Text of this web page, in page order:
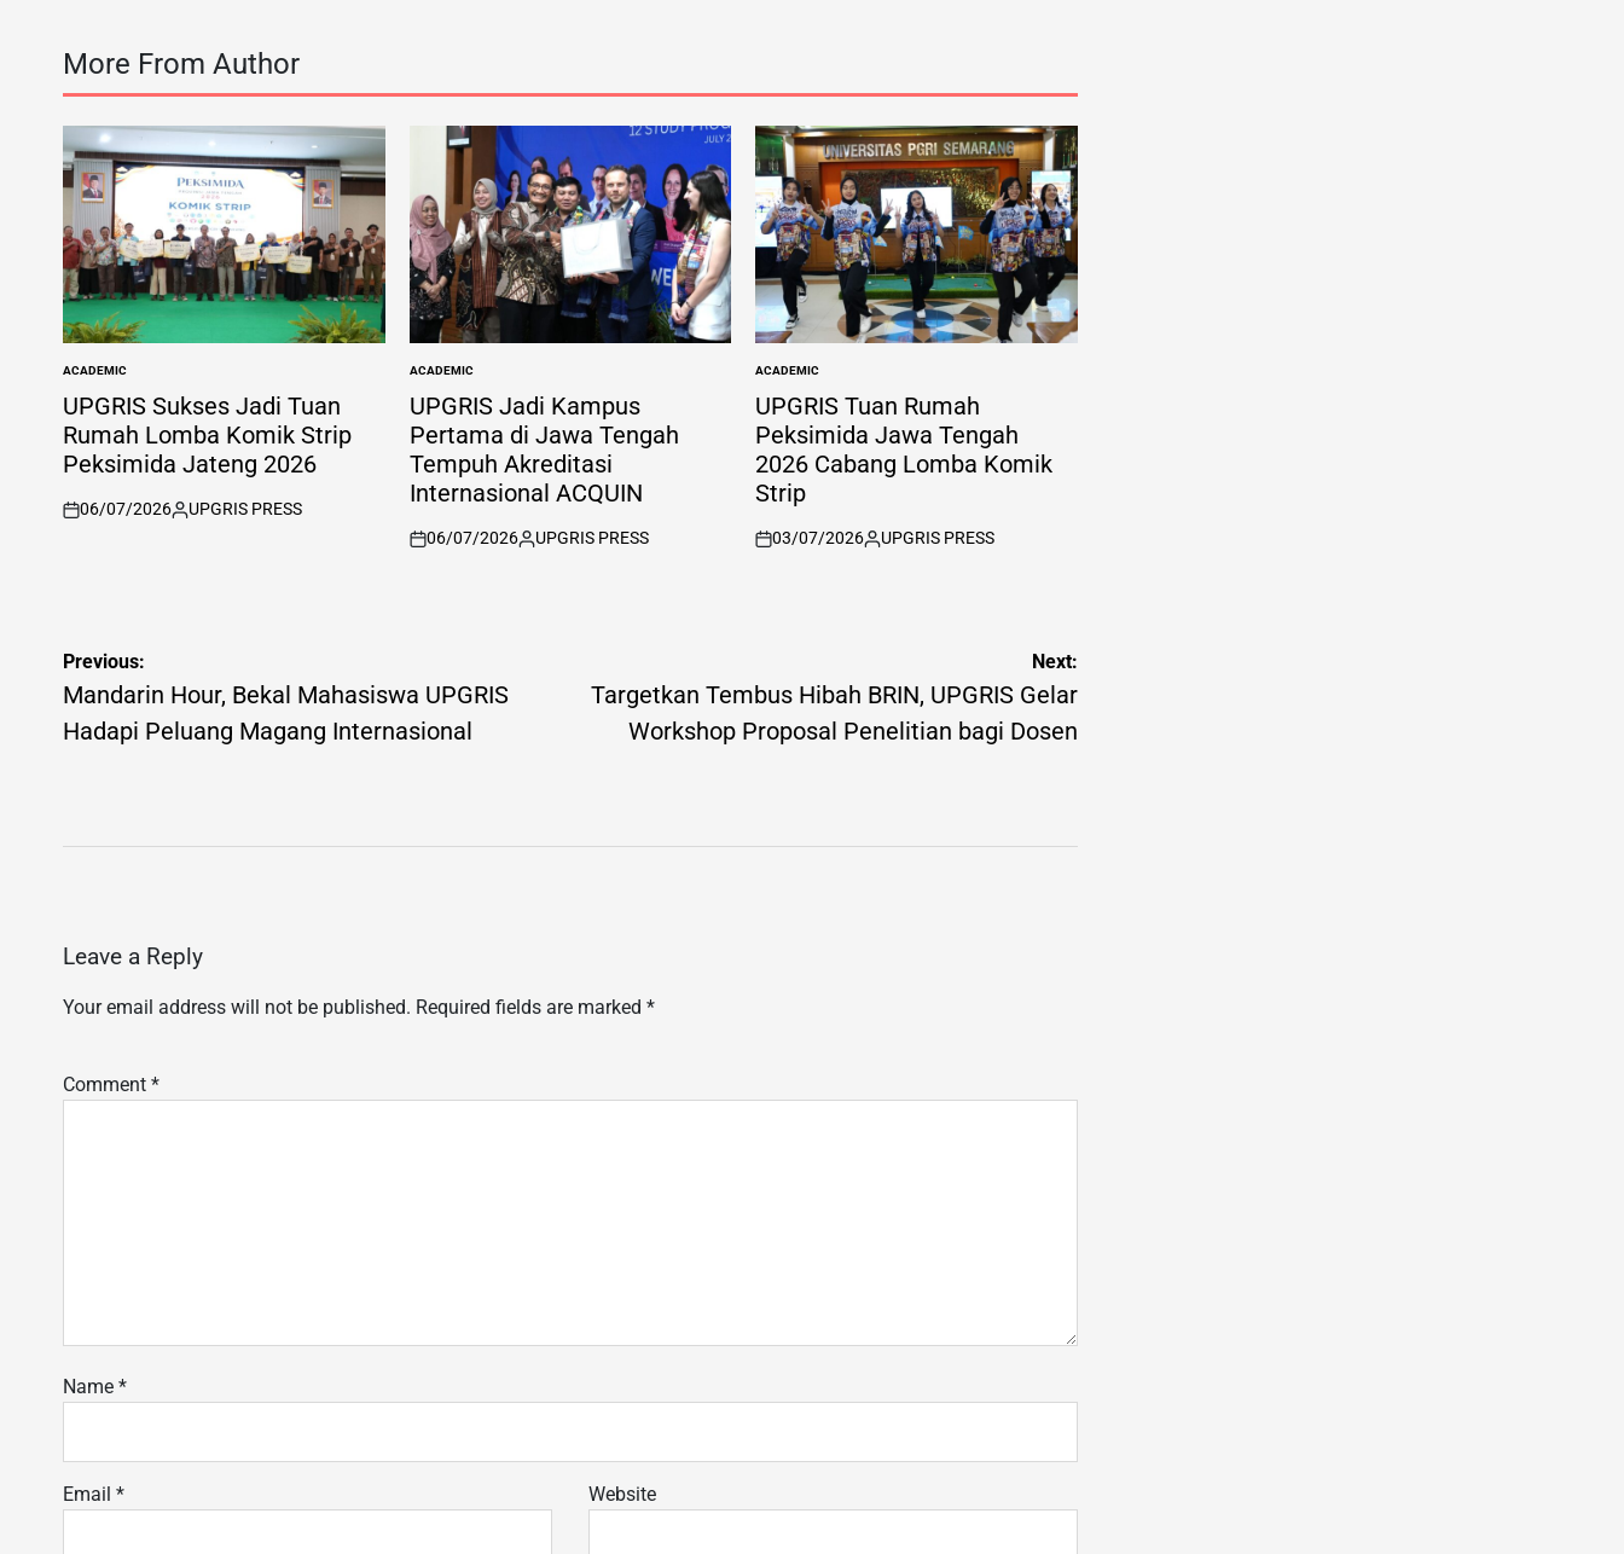
More From Author
POSTED
IN
ACADEMIC
UPGRIS Sukses Jadi Tuan
Rumah Lomba Komik Strip
Peksimida Jateng 2026
on
06/07/2026
Posted
UPGRIS PRESS
POSTED
IN
ACADEMIC
UPGRIS Jadi Kampus
Pertama di Jawa Tengah
Tempuh Akreditasi
Internasional ACQUIN
on
06/07/2026
Posted
UPGRIS PRESS
POSTED
IN
ACADEMIC
UPGRIS Tuan Rumah
Peksimida Jawa Tengah
2026 Cabang Lomba Komik
Strip
on
03/07/2026
Posted
UPGRIS PRESS
Post
navigation
Previous:
Mandarin Hour, Bekal Mahasiswa UPGRIS
Hadapi Peluang Magang Internasional
Next:
Targetkan Tembus Hibah BRIN, UPGRIS Gelar
Workshop Proposal Penelitian bagi Dosen
Leave a Reply
Your email address will not be published. Required fields are marked *
Comment *
Name *
Email * Website